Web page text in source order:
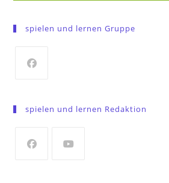
spielen und lernen Gruppe
a
tab
spielen und lernen Redaktion